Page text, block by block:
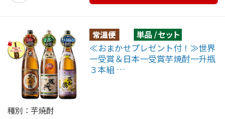
≪おまかせプレゼント付！≫世界
一受賞＆日本一受賞芋焼酎一升瓶
３本組 …
種別：芋焼酎